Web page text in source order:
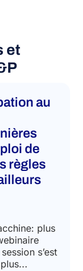
et
au
de
règles
plus
s’est